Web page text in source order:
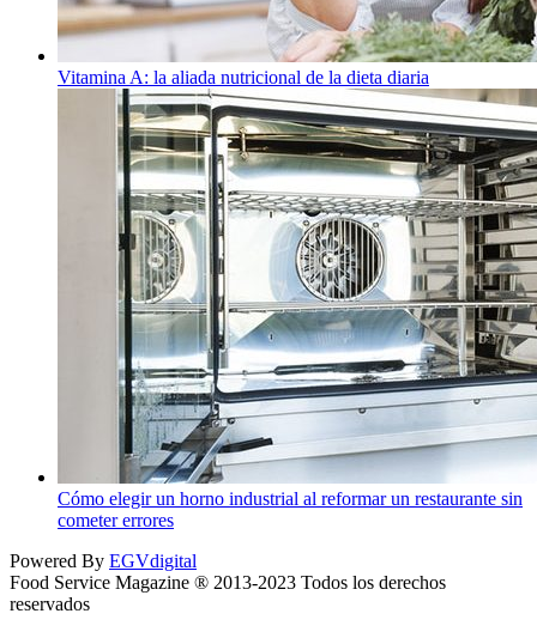
Vitamina A: la aliada nutricional de la dieta diaria
Cómo elegir un horno industrial al reformar un restaurante sin
cometer errores
Powered By EGVdigital
Food Service Magazine ® 2013-2023 Todos los derechos
reservados